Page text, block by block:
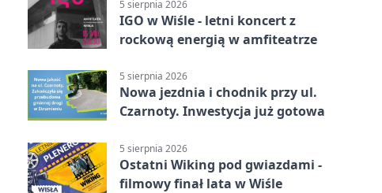
5 sierpnia 2026
IGO w Wiśle - letni koncert z
rockową energią w amfiteatrze
5 sierpnia 2026
Nowa jezdnia i chodnik przy ul.
Czarnoty. Inwestycja już gotowa
5 sierpnia 2026
Ostatni Wiking pod gwiazdami -
filmowy finał lata w Wiśle